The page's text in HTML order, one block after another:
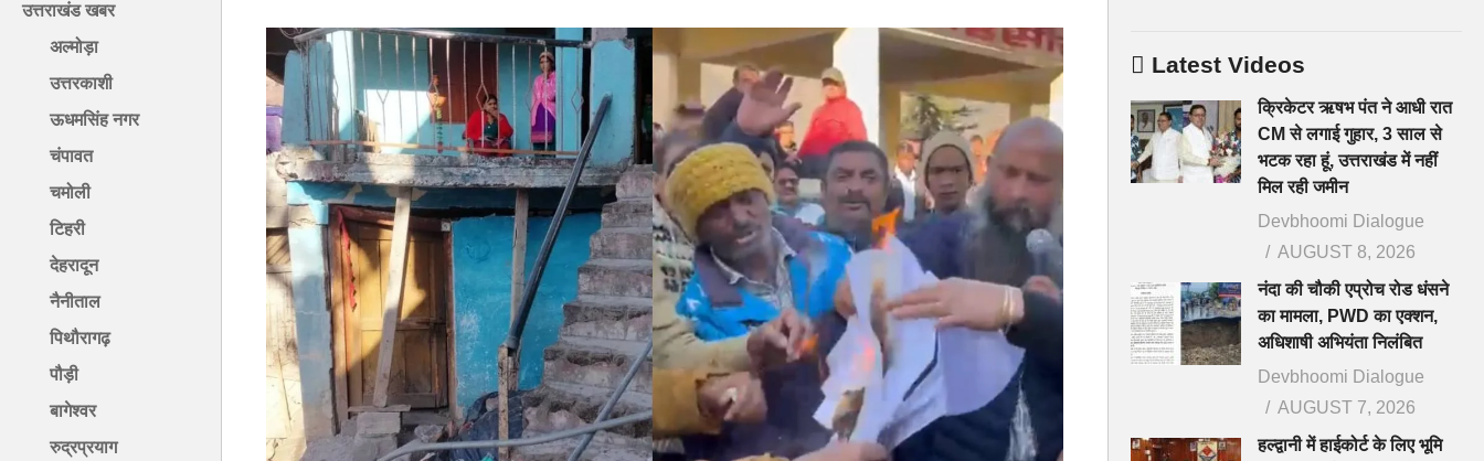
उत्तराखंड खबर
अल्मोड़ा
उत्तरकाशी
ऊधमसिंह नगर
चंपावत
चमोली
टिहरी
देहरादून
नैनीताल
पिथौरागढ़
पौड़ी
बागेश्वर
रुद्रप्रयाग
Latest Videos
क्रिकेटर ऋषभ पंत ने आधी रात
CM से लगाई गुहार, 3 साल से
भटक रहा हूं, उत्तराखंड में नहीं
मिल रही जमीन
Devbhoomi Dialogue
AUGUST 8, 2026
नंदा की चौकी एप्रोच रोड धंसने
का मामला, PWD का एक्शन,
अधिशाषी अभियंता निलंबित
Devbhoomi Dialogue
AUGUST 7, 2026
हल्द्वानी में हाईकोर्ट के लिए भूमि